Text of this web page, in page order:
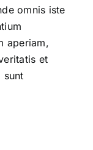
omnis iste
aperiam,
et
sunt